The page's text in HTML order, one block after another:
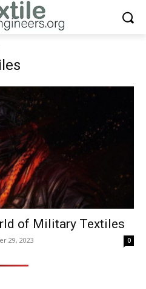
of Military Textiles
29, 2023 0